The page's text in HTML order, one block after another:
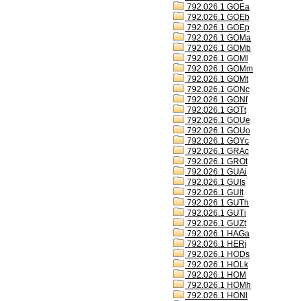
792.026.1 GOEa
792.026.1 GOEb
792.026.1 GOEp
792.026.1 GOMa
792.026.1 GOMb
792.026.1 GOMl
792.026.1 GOMm
792.026.1 GOMt
792.026.1 GONc
792.026.1 GONf
792.026.1 GOTt
792.026.1 GOUe
792.026.1 GOUo
792.026.1 GOYc
792.026.1 GRAc
792.026.1 GROt
792.026.1 GUAi
792.026.1 GUIs
792.026.1 GUIt
792.026.1 GUTh
792.026.1 GUTi
792.026.1 GUZt
792.026.1 HAGa
792.026.1 HERj
792.026.1 HODs
792.026.1 HOLk
792.026.1 HOM
792.026.1 HOMh
792.026.1 HONl